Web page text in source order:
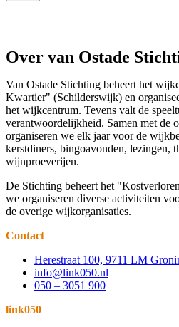
Over van Ostade
Van Ostade Stichting beheert het
Kwartier" (Schilderswijk) en
het wijkcentrum. Tevens valt de
verantwoordelijkheid. Samen met de
organiseren we elk jaar voor de
kerstdiners, bingoavonden, lezingen,
wijnproeverijen.
De Stichting beheert het
we organiseren diverse activiteiten
de overige wijkorganisaties.
Contact
Herestraat 100, 9711 LM
info@link050.nl
050 – 3051 900
link050